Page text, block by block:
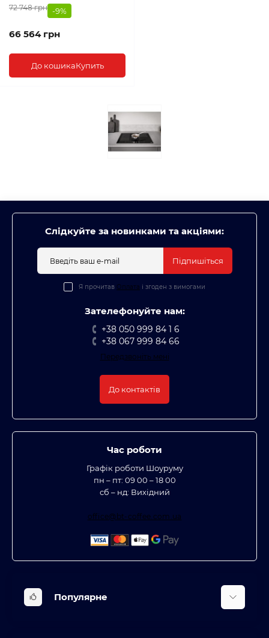
72 748 грн -9%
66 564 грн
До кошикаКупить
Слідкуйте за новинками та акціями:
Підпишіться
Я прочитав Оплата і згоден з вимогами
Зателефонуйте нам:
+38 050 999 84 1 6
+38 067 999 84 66
Передзвоніть мені
До контактів
Час роботи
Графік роботи Шоуруму
пн – пт: 09 00 – 18 00
сб – нд: Вихідний
office@bt-coffee.com.ua
Популярне